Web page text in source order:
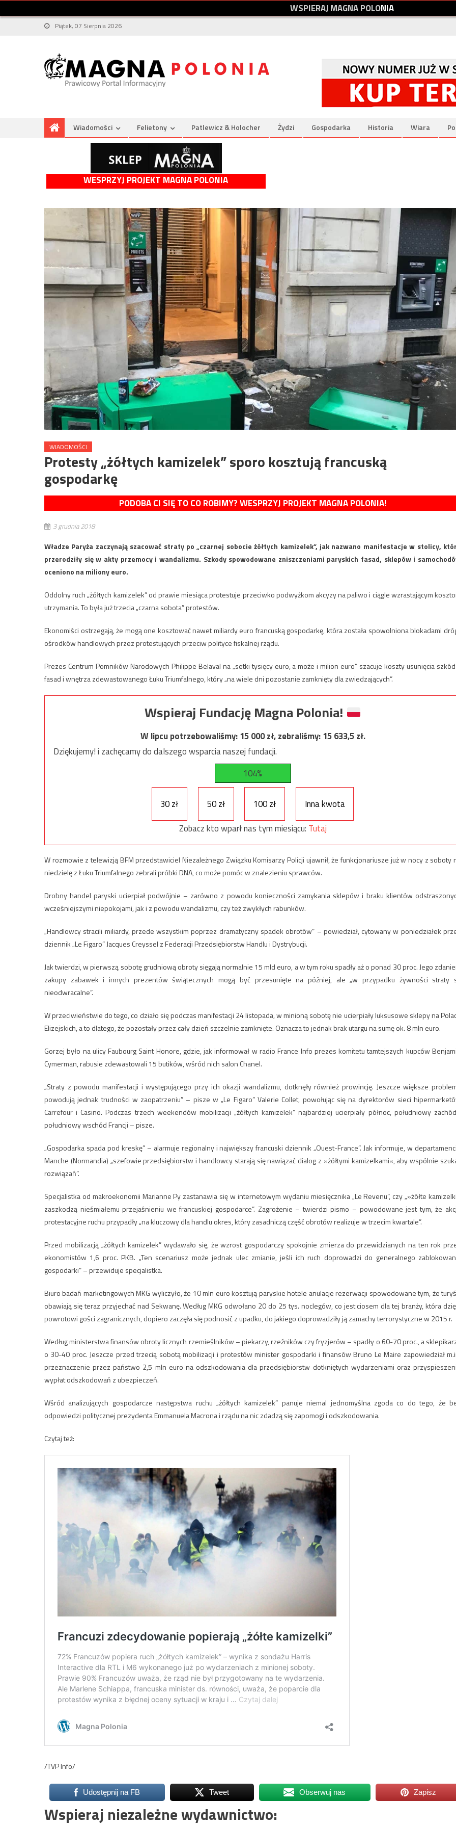
WSPIERAJMAGNAPOLONIA
Piątek, 07 Sierpnia 2026
Wiadomości Felietony Patlewicz & Holocher Żydzi Gospodarka Historia Wiara
WESPRZYJ PROJEKT MAGNA POLONIA
WIADOMOŚCI
Protesty „żółtych kamizelek” sporo kosztują francuską
gospodarkę
PODOBA CI SIĘ TO CO ROBIMY? WESPRZYJ PROJEKT MAGNA POLONIA!
3 grudnia 2018
Władze Paryża zaczynają szacować straty po „czarnej sobocie żółtych kamizelek”, jak nazwano manifestacje w stolicy,
przerodziły się w akty przemocy i wandalizmu. Szkody spowodowane zniszczeniami paryskich fasad, sklepów i
oceniono na miliony euro.
Oddolny ruch „żółtych kamizelek” od prawie miesiąca protestuje przeciwko podwyżkom akcyzy na paliwo i ciągle wzrastającym
utrzymania. To była już trzecia „czarna sobota” protestów.
Ekonomiści ostrzegają, że mogą one kosztować nawet miliardy euro francuską gospodarkę, która została spowolniona blokadami
ośrodków handlowych przez protestujących przeciw polityce fiskalnej rządu.
Prezes Centrum Pomników Narodowych Philippe Belaval na „setki tysięcy euro, a może i milion euro” szacuje koszty usunięcia
fasad i wnętrza zdewastowanego Łuku Triumfalnego, który „na wiele dni pozostanie zamknięty dla zwiedzających”.
Wspieraj Fundację Magna Polonia!
W lipcu potrzebowaliśmy:15 000zł, zebraliśmy:15 633,5zł.
Dziękujemy! i zachęcamy do dalszego wsparcia naszej fundacji.
104%
30 zł 50 zł 100 zł
Inna kwota
Zobacz kto wparł nas tym miesiącu: Tutaj
W rozmowie z telewizją BFM przedstawiciel Niezależnego Związku Komisarzy Policji ujawnił, że funkcjonariusze już w nocy z soboty
niedzielę z Łuku Triumfalnego zebrali próbki DNA, co może pomóc w znalezieniu sprawców.
Drobny handel paryski ucierpiał podwójnie – zarówno z powodu konieczności zamykania sklepów i braku klientów
wcześniejszymi niepokojami, jak i z powodu wandalizmu, czy też zwykłych rabunków.
„Handlowcy stracili miliardy, przede wszystkim poprzez dramatyczny spadek obrotów” – powiedział, cytowany w poniedziałek
dziennik „Le Figaro” Jacques Creyssel z Federacji Przedsiębiorstw Handlu i Dystrybucji.
Jak twierdzi, w pierwszą sobotę grudniową obroty sięgają normalnie 15 mld euro, a w tym roku spadły aż o ponad 30 proc. Jego
zakupy zabawek i innych prezentów świątecznych mogą być przesunięte na później, ale „w przypadku żywności straty
nieodwracalne”.
W przeciwieństwie do tego, co działo się podczas manifestacji 24 listopada, w minioną sobotę nie ucierpiały luksusowe sklepy na
Elizejskich, a to dlatego, że pozostały przez cały dzień szczelnie zamknięte. Oznacza to jednak brak utargu na sumę ok. 8 mln euro.
Gorzej było na ulicy Faubourg Saint Honore, gdzie, jak informował w radio France Info prezes komitetu tamtejszych kupców
Cymerman, rabusie zdewastowali 15 butików, wśród nich salon Chanel.
„Straty z powodu manifestacji i występującego przy ich okazji wandalizmu, dotknęły również prowincję. Jeszcze większe
powodują jednak trudności w zaopatrzeniu” – pisze w „Le Figaro” Valerie Collet, powołując się na dyrektorów sieci
Carrefour i Casino. Podczas trzech weekendów mobilizacji „żółtych kamizelek” najbardziej ucierpiały północ, południowy
południowy wschód Francji – pisze.
„Gospodarka spada pod kreskę” – alarmuje regionalny i największy francuski dziennik „Ouest-France”. Jak informuje, w
Manche (Normandia) „szefowie przedsiębiorstw i handlowcy starają się nawiązać dialog z »żółtymi kamizelkami«, aby wspólnie
rozwiązań”.
Specjalistka od makroekonomii Marianne Py zastanawia się w internetowym wydaniu miesięcznika „Le Revenu”, czy „»żółte
zaszkodzą nieśmiałemu przejaśnieniu we francuskiej gospodarce”. Zagrożenie – twierdzi pismo – powodowane jest tym, że
protestacyjne ruchu przypadły „na kluczowy dla handlu okres, który zasadniczą część obrotów realizuje w trzecim kwartale”.
Przed mobilizacją „żółtych kamizelek” wydawało się, że wzrost gospodarczy spokojnie zmierza do przewidzianych na ten rok
ekonomistów 1,6 proc. PKB. „Ten scenariusz może jednak ulec zmianie, jeśli ich ruch doprowadzi do generalnego
gospodarki” – przewiduje specjalistka.
Biuro badań marketingowych MKG wyliczyło, że 10 mln euro kosztują paryskie hotele anulacje rezerwacji spowodowane tym, że
obawiają się teraz przyjechać nad Sekwanę. Według MKG odwołano 20 do 25 tys. noclegów, co jest ciosem dla tej branży, która
powrotowi gości zagranicznych, dopiero zaczęła się podnosić z upadku, do jakiego doprowadziły ją zamachy terrorystyczne w 2015 r.
Według ministerstwa finansów obroty licznych rzemieślników – piekarzy, rzeźników czy fryzjerów – spadły o 60-70 proc., a
o 30-40 proc. Jeszcze przed trzecią sobotą mobilizacji i protestów minister gospodarki i finansów Bruno Le Maire zapowiedział
przeznaczenie przez państwo 2,5 mln euro na odszkodowania dla przedsiębiorstw dotkniętych wydarzeniami oraz
wypłat odszkodowań z ubezpieczeń.
Wśród analizujących gospodarcze następstwa ruchu „żółtych kamizelek” panuje niemal jednomyślna zgoda co do tego, że
odpowiedzi politycznej prezydenta Emmanuela Macrona i rządu na nic zdadzą się zapomogi i odszkodowania.
Czytaj też:
/TVP Info/
Udostępnij na FB Tweet Obserwuj nas Zapisz
Wspieraj niezależne wydawnictwo: